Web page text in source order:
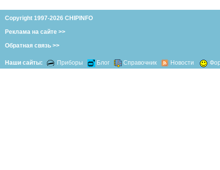
Copyright 1997-2026 CHIPINFO
Реклама на сайте >>
Обратная связь >>
Наши сайты: Приборы Блог Справочник Новости